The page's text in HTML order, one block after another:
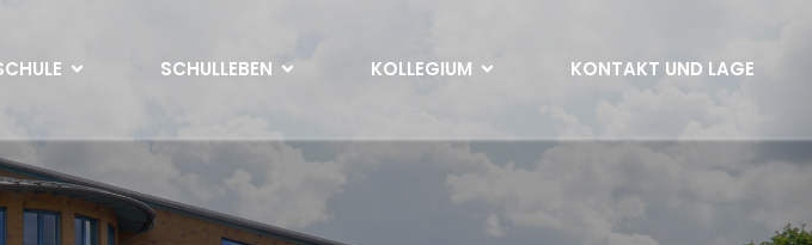
SCHULLEBEN KOLLEGIUM KONTAKT UND LAGE